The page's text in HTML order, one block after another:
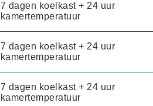
7 dagen koelkast + 24 uur
kamertemperatuur
7 dagen koelkast + 24 uur
kamertemperatuur
7 dagen koelkast + 24 uur
kamertemperatuur